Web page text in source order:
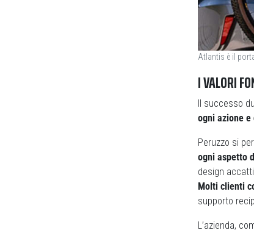
Atlantis è il
I VALORI
Il successo
ogni azione e
Peruzzo si
ogni aspetto
design
Molti clienti
supporto
L’azienda,